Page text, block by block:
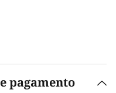
pagamento